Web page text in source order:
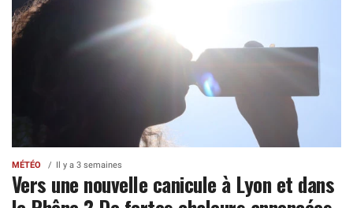
MÉTÉO Il y a 3 semaines
Vers une nouvelle canicule à Lyon et dans